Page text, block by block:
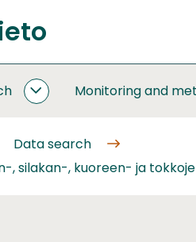
DATA
Monitoring and
Data search
, silakan-, kuoreen- ja